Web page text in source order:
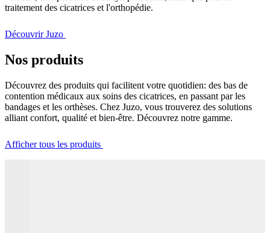
traitement des cicatrices et l'orthopédie.
Découvrir Juzo
Nos produits
Découvrez des produits qui facilitent votre quotidien: des bas de
contention médicaux aux soins des cicatrices, en passant par les
bandages et les orthèses. Chez Juzo, vous trouverez des solutions
alliant confort, qualité et bien-être. Découvrez notre gamme.
Afficher tous les produits